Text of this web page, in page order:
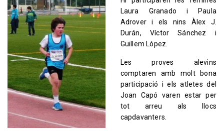
Laura Granado i Paula
Adrover i els nins Àlex J.
Durán, Víctor Sánchez i
Guillem López.
Les proves alevins
comptaren amb molt bona
participació i els atletes del
Joan Capó varen estar per
tot arreu als llocs
capdavanters.